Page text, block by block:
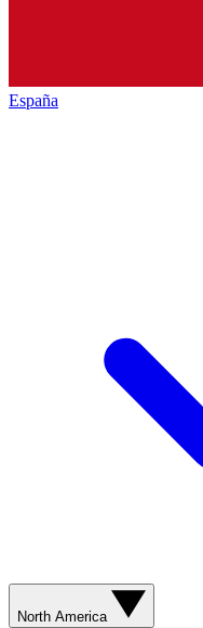
España
North America